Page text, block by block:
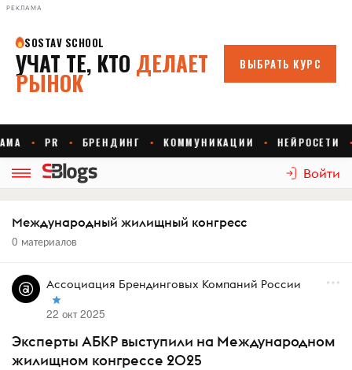
РЕКЛАМА
Войти
Международный жилищный конгресс
0 материалов
Ассоциация Брендинговых Компаний России
22 окт 2025
Эксперты АБКР выступили на Международном
жилищном конгрессе 2025